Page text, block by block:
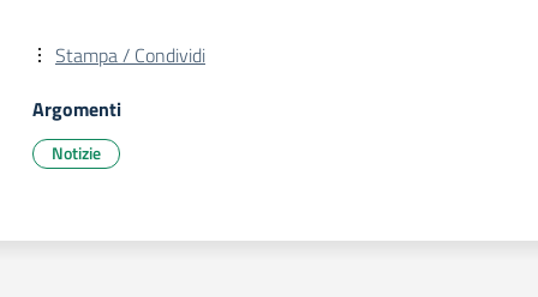
Stampa / Condividi
Argomenti
Notizie